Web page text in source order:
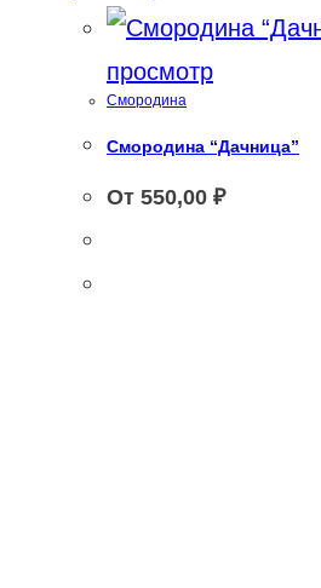
просмотр
Смородина
Смородина “Дачница”
От 550,00 ₽